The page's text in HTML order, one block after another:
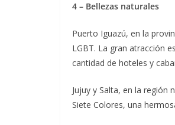
4 – Bellezas naturales
Puerto Iguazú, en la
LGBT. La gran atracción
cantidad de hoteles y
Jujuy y Salta, en la región
Siete Colores, una